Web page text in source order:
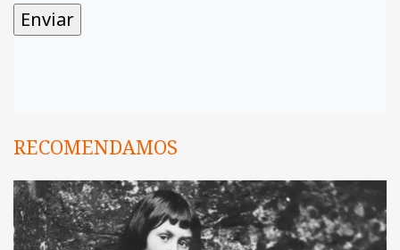
RECOMENDAMOS